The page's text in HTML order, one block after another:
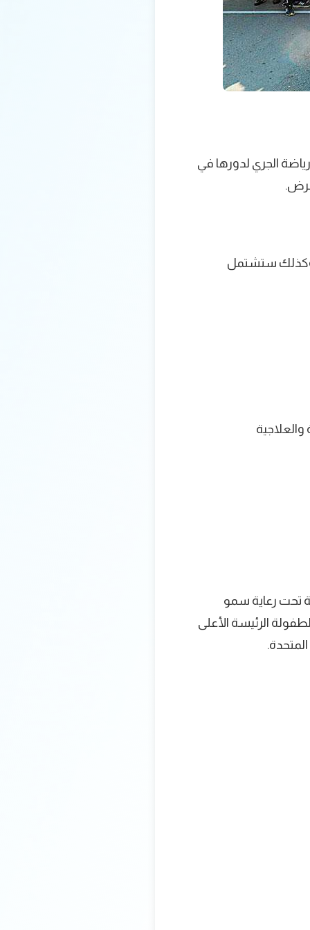
الجري لدورها في
،وكذلك ستشتمل
تحت رعاية سمو
الرئيسة الأعلى